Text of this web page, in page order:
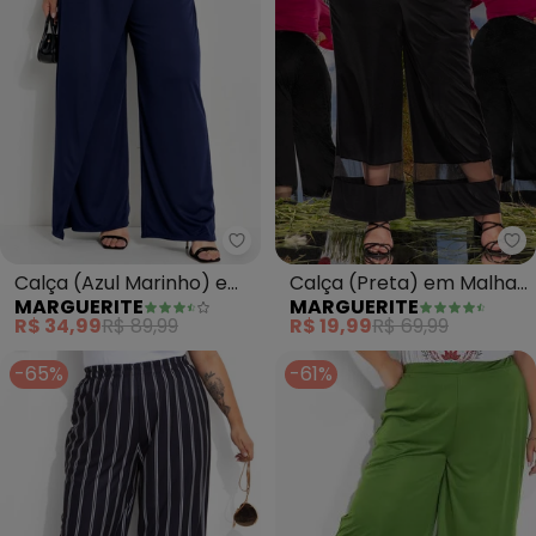
Marguerite - Calça (Azul
Calça (Azul Marinho) em
Malha
MARGUERITE
R$ 34,99R$ 89,99
Calça (Preta) em Malha
e Tule
MARGUERITE
R$ 19,99R$ 69,99
-65%
-61%